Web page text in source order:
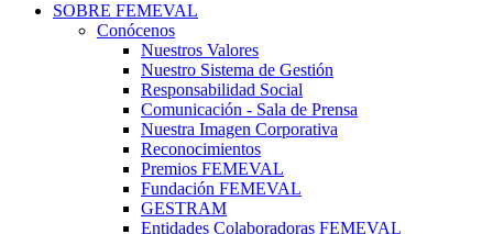
SOBRE FEMEVAL
Conócenos
Nuestros Valores
Nuestro Sistema de Gestión
Responsabilidad Social
Comunicación - Sala de Prensa
Nuestra Imagen Corporativa
Reconocimientos
Premios FEMEVAL
Fundación FEMEVAL
GESTRAM
Entidades Colaboradoras FEMEVAL